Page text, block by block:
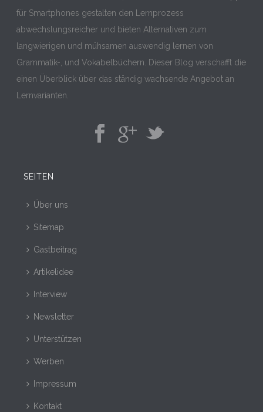
für Smartphones gestalten den Lernprozess
abwechslungsreicher und bieten Alternativen zum
langwierigen und mühsamen auswendig lernen von
Grammatik-, und Vokabelbüchern. Dieser Blog verschafft die
einen Überblick über das ständig wachsende Angebot an
Lernvarianten.
SEITEN
Über uns
Sitemap
Gastbeitrag
Artikelidee
Interview
Newsletter
Unterstützen
Werben
Impressum
Kontakt